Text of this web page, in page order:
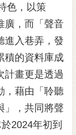
色，以策
廣，而「聲音
進入巷弄，發
積的資料庫成
計畫更是透過
，藉由「聆聽
」，共同將聲
2024年初到